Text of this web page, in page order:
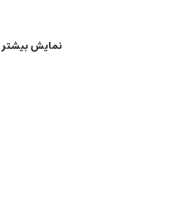
و مردانگی را به وجود می آورند.
نمایش بیشتر